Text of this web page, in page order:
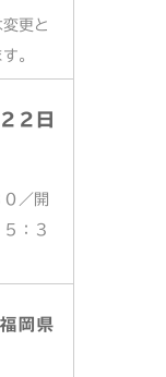
更と
。
２日
０／開
：３
福岡県